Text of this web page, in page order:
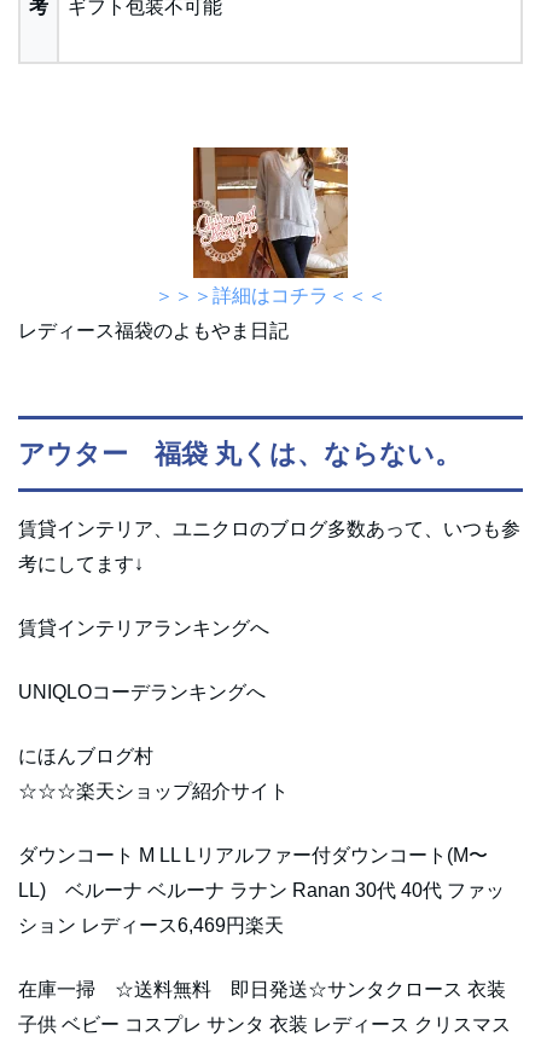
考
ギフト包装不可能
＞＞＞詳細はコチラ＜＜＜
レディース福袋のよもやま日記
アウター 福袋 丸くは、ならない。
賃貸インテリア、ユニクロのブログ多数あって、いつも参
考にしてます↓
賃貸インテリアランキングへ
UNIQLOコーデランキングへ
にほんブログ村
☆☆☆楽天ショップ紹介サイト
ダウンコート M LL Lリアルファー付ダウンコート(M〜
LL) ベルーナ ベルーナ ラナン Ranan 30代 40代 ファッ
ション レディース6,469円楽天
在庫一掃 ☆送料無料 即日発送☆サンタクロース 衣装
子供 ベビー コスプレ サンタ 衣装 レディース クリスマス